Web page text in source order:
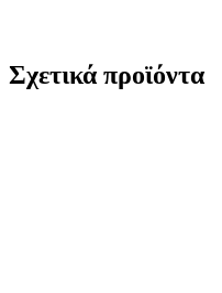
Σχετικά προϊόντα